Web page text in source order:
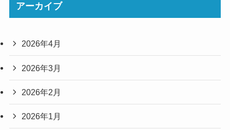
アーカイブ
2026年4月
2026年3月
2026年2月
2026年1月